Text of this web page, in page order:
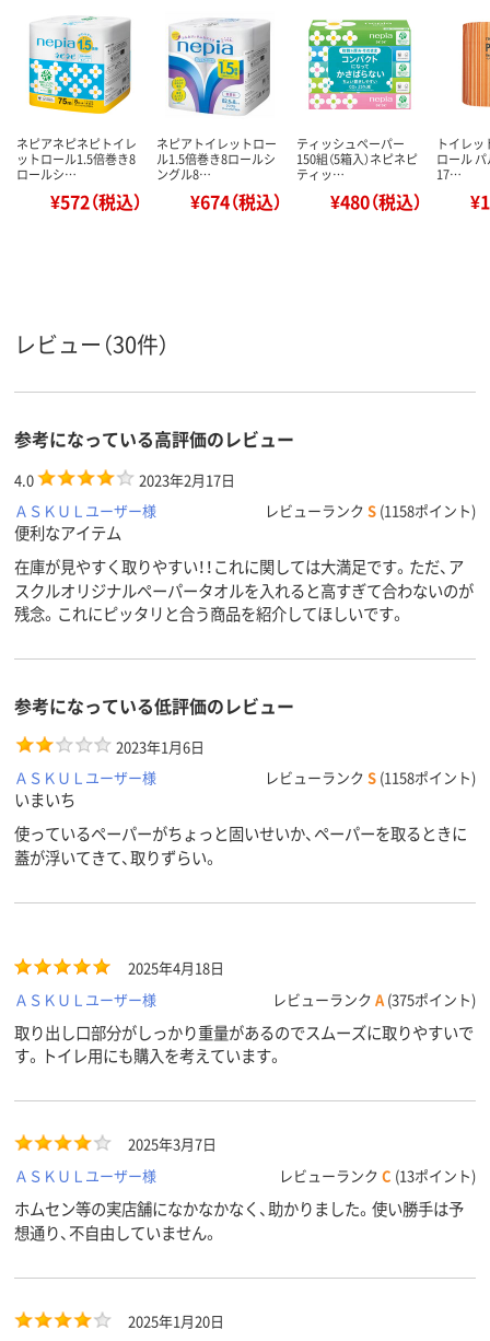
ネピアネピネピトイレ
ットロール1.5倍巻き8
ロールシ…
¥572（税込）
ネピアトイレットロー
ル1.5倍巻き8ロールシ
ングル8…
¥674（税込）
ティッシュペーパー
150組（5箱入）ネピネピ
ティッ…
¥480（税込）
トイレッ
ロール
17…
レビュー（30件）
参考になっている高評価のレビュー
4.0
2023年2月17日
ＡＳＫＵＬユーザー様
レビューランク S (1158ポイント)
便利なアイテム
在庫が見やすく取りやすい！！これに関しては大満足です。ただ、ア
スクルオリジナルペーパータオルを入れると高すぎて合わないのが
残念。これにピッタリと合う商品を紹介してほしいです。
参考になっている低評価のレビュー
2023年1月6日
ＡＳＫＵＬユーザー様
レビューランク S (1158ポイント)
いまいち
使っているペーパーがちょっと固いせいか、ペーパーを取るときに
蓋が浮いてきて、取りずらい。
2025年4月18日
ＡＳＫＵＬユーザー様
レビューランク A (375ポイント)
取り出し口部分がしっかり重量があるのでスムーズに取りやすいで
す。トイレ用にも購入を考えています。
2025年3月7日
ＡＳＫＵＬユーザー様
レビューランク C (13ポイント)
ホムセン等の実店舗になかなかなく、助かりました。使い勝手は予
想通り、不自由していません。
2025年1月20日